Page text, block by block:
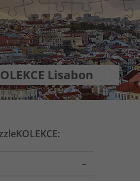
Lisabon
Toggle menu